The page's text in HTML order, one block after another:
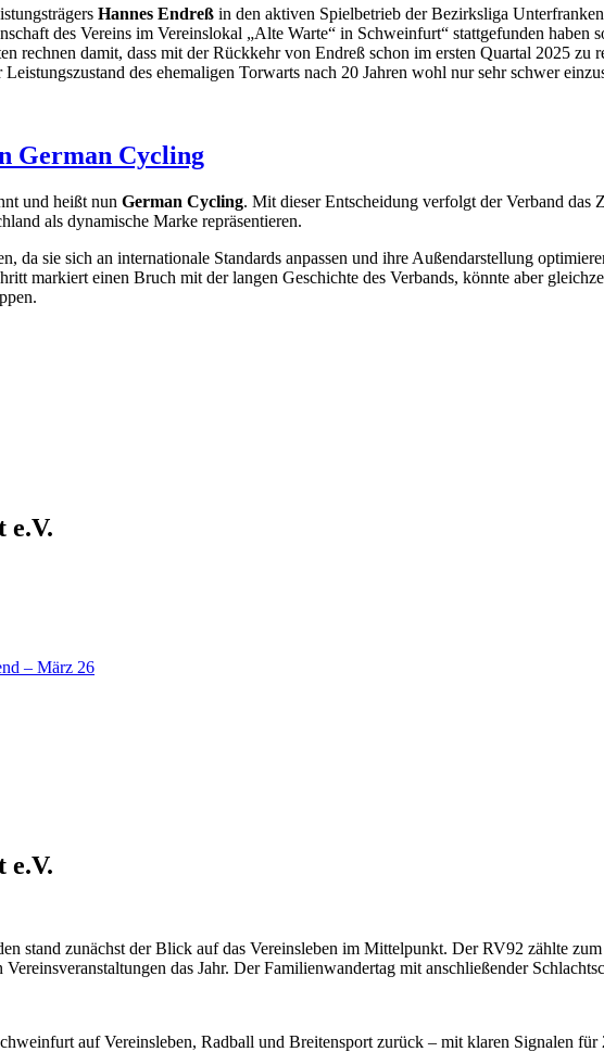
Hannes Endreß in den aktiven Spielbetrieb der Bezirksliga
des Vereins im Vereinslokal „Alte Warte“ in Schweinfurt“ stattgefunden haben
rechnen damit, dass mit der Rückkehr von Endreß schon im ersten Quartal 2025
des ehemaligen Torwarts nach 20 Jahren wohl nur sehr schwer
German Cycling
und heißt nun German Cycling. Mit dieser Entscheidung verfolgt der Verband das
als dynamische Marke repräsentieren.
da sie sich an internationale Standards anpassen und ihre Außendarstellung
markiert einen Bruch mit der langen Geschichte des Verbands, könnte aber
e.V.
– März 26
e.V.
stand zunächst der Blick auf das Vereinsleben im Mittelpunkt. Der RV92 zählte
das Jahr. Der Familienwandertag mit anschließender
auf Vereinsleben, Radball und Breitensport zurück – mit klaren Signalen für